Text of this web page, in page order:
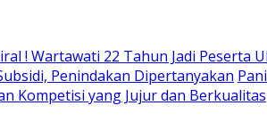
! Wartawati 22 Tahun Jadi Peserta
Penindakan Dipertanyakan
Kompetisi yang Jujur dan Berkualitas